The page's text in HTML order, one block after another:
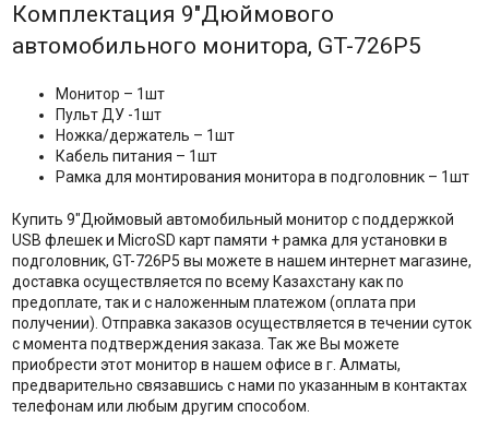
Комплектация 9"Дюймового
автомобильного монитора, GT-726P5
Монитор – 1шт
Пульт ДУ -1шт
Ножка/держатель – 1шт
Кабель питания – 1шт
Рамка для монтирования монитора в подголовник – 1шт
Купить 9"Дюймовый автомобильный монитор с поддержкой
USB флешек и MicroSD карт памяти + рамка для установки в
подголовник, GT-726P5 вы можете в нашем интернет магазине,
доставка осуществляется по всему Казахстану как по
предоплате, так и с наложенным платежом (оплата при
получении). Отправка заказов осуществляется в течении суток
с момента подтверждения заказа. Так же Вы можете
приобрести этот монитор в нашем офисе в г. Алматы,
предварительно связавшись с нами по указанным в контактах
телефонам или любым другим способом.